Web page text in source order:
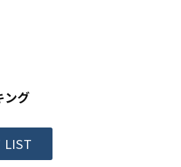
ング
LIST